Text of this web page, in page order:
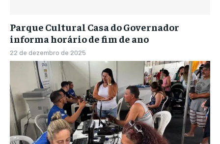
Parque Cultural Casa do Governador
informa horário de fim de ano
22 de dezembro de 2025